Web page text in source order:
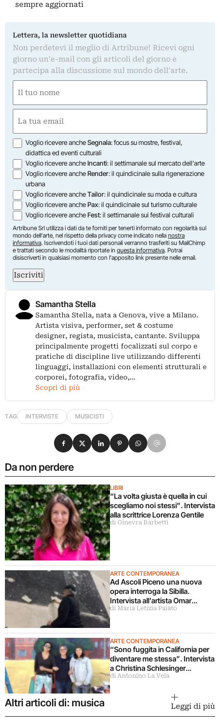
sempre aggiornati
Lettera, la newsletter quotidiana
Non perdetevi il meglio di Artribune! Ricevi ogni
giorno un'e-mail con gli articoli del giorno e
partecipa alla discussione sul mondo dell'arte.
(Required)
(Required)
Opzioni
Voglio ricevere ancheSegnala: focus su mostre, festival,
didattica ed eventi culturali
Voglio ricevere ancheIncanti: il settimanale sul mercato dell'arte
Voglio ricevere ancheRender: il quindicinale sulla rigenerazione
urbana
Voglio ricevere ancheTailor: il quindicinale su moda e cultura
Voglio ricevere anchePax: il quindicinale sul turismo culturale
Voglio ricevere ancheFest: il settimanale sui festival culturali
Artribune Srl utilizza i dati da te forniti per tenerti informato con regolarità sul
mondo dell'arte, nel rispetto della privacy come indicato nella nostra
informativa. Iscrivendoti i tuoi dati personali verranno trasferiti su MailChimp
e trattati secondo le modalità riportate in questa informativa. Potrai
disiscriverti in qualsiasi momento con l'apposito link presente nelle email.
Iscriviti
Samantha Stella
Samantha Stella, nata a Genova, vive a Milano.
Artista visiva, performer, set & costume
designer, regista, musicista, cantante. Sviluppa
principalmente progetti focalizzati sul corpo e
pratiche di discipline live utilizzando differenti
linguaggi, installazioni con elementi strutturali e
corporei, fotografia, video,…
Scopri di più
TAG INTERVISTE MUSICISTI
Da non perdere
LIBRI
“La volta giusta è quella in cui
scegliamo noi stessi”. Intervista
alla scrittrice Lorenza Gentile
di Ginevra Barbetti
ARTE CONTEMPORANEA
Ad Ascoli Piceno una nuova
opera interroga la Sibilla.
Intervista all’artista Omar
Galliani
di Maria Letizia Paiato
ARTE CONTEMPORANEA
“Sono fuggita in California per
diventare me stessa”. Intervista
a Christina Schlesinger
delle Guerrilla Girls
di Antonino La Vela
Condividi su Facebook
Condividi su X
Condividi su LinkedIn
Condividi su Pinterest
Condividi su WhatsApp
Condividi su Email
Altri articoli di: musica Leggi di più